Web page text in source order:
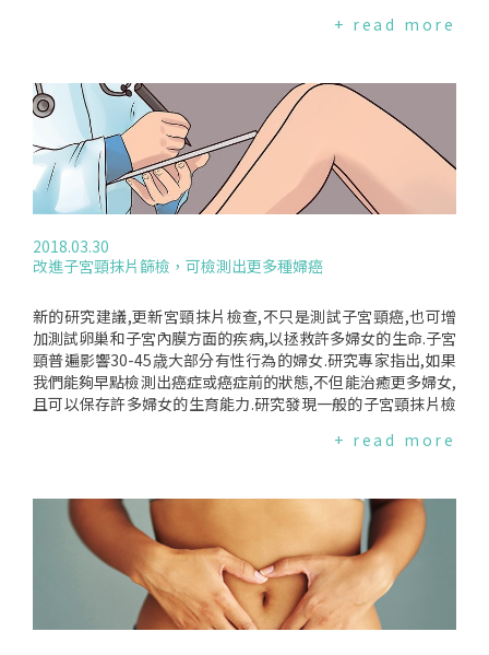
炎,降低罹患卵巢癌的風險.分析"護理師健康研究"中的近20萬女
項研究和之前的不同在於分析出阿司匹靈劑量和降低卵巢癌風
險的效益.研究者發現,低劑量可以減少風險,而標準劑量則無.而
且每個星期逐漸増加使用和劑量服用的持續時間有明顯的正面
趨勢.相反的,長期服用其他非類固醇消炎藥(NSAIDs)一週10顆
以上,如布洛芬、萘普生,則和卵巢癌風險的增加相關.降低肝癌
的風險根據"護理師健康研究"及"健康專業人員追蹤研究"的資
果,肝細胞癌(hepatocellularcarcinoma,HCC)的風險減少了4
9%,服用五年以上,風險降低59%.但停藥後,其效果會逐漸減退,
肝癌風險有明顯的相關,特別是一週服用超過1.5粒以上標準劑
量.專家指出,長期服用阿司匹靈可能必要,因為肝癌的發展也是
經過很多年.阿司匹靈可以延遲或預防發炎或肝硬化,在癌症初期
或甚至未發生前就開始作用.專家也發現服用其他非類固醇消炎
藥和肝癌風險無相關.改變臨床實務這一對研究的發表正值其他
服務工作組支持低劑量的阿司匹靈可以預防心血管疾病和大腸
開始改變臨床的診療.但也謹言在推薦阿司匹靈時,須考量風險和
效益的比例,特別是慢性肝病有失血的風險.要完全達到阿司匹靈
防癌的可能性,必須對劑量、持續時間和機制有較好的了解.編譯
來源:MedPageToday(2018.10.04)
+ read more
2018.03.30
改進子宮頸抹片篩檢，可檢測出更多種婦癌
新的研究建議,更新宮頸抹片檢查,不只是測試子宮頸癌,也可增
加測試卵巢和子宮內膜方面的疾病,以拯救許多婦女的生命.子宮
頸普遍影響30-45歳大部分有性行為的婦女.研究專家指出,如果
我們能夠早點檢測出癌症或癌症前的狀態,不但能治癒更多婦女,
且可以保存許多婦女的生育能力.研究發現一般的子宮頸抹片檢
診斷出81%子宮內膜癌和33%的卵巢癌.如果以Tao刷子(如清雪
子宮內膜癌的診斷正確性高達93%,而卵巢癌可達45%.經由分
析病人血液中和這些腫瘤相關的基因,也可以改進卵巢癌的診斷
達63%.這些結果雖然很令人期待,但仍只是初步的研究.研究專
家也希望能更進一步檢視這些新的測試方法,是否真的有助於診
斷的正確性,且至少仍要花兩三年的時間,才可能用得上.研究發
表在"科學轉化醫學"(20180322)期刊.編譯來源:DailyMail(2018
+ read more